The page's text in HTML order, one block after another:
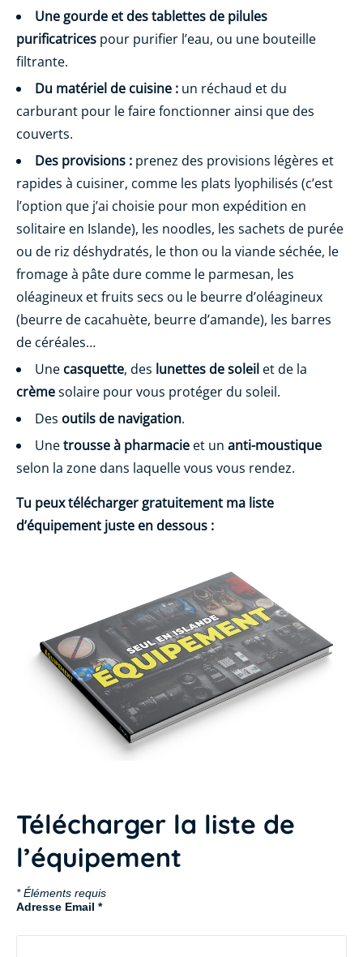
Une gourde et des tablettes de pilules
purificatrices pour purifier l’eau, ou une bouteille
filtrante.
Du matériel de cuisine : un réchaud et du
carburant pour le faire fonctionner ainsi que des
couverts.
Des provisions : prenez des provisions légères et
rapides à cuisiner, comme les plats lyophilisés (c’est
l’option que j’ai choisie pour mon expédition en
solitaire en Islande), les noodles, les sachets de purée
ou de riz déshydratés, le thon ou la viande séchée, le
fromage à pâte dure comme le parmesan, les
oléagineux et fruits secs ou le beurre d’oléagineux
(beurre de cacahuète, beurre d’amande), les barres
de céréales…
Une casquette, des lunettes de soleil et de la
crèmesolaire pour vous protéger du soleil.
Des outils de navigation.
Unetrousse à pharmacie et un anti-moustique
selon la zone dans laquelle vous vous rendez.
Tu peux télécharger gratuitement ma liste
d’équipement juste en dessous :
Télécharger la liste de
l’équipement
*Éléments requis
Adresse Email *